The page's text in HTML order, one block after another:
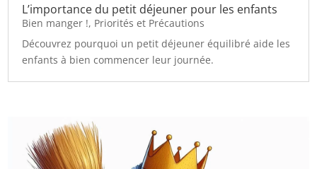
L’importance du petit déjeuner pour les enfants
Bien manger !, Priorités et Précautions
Découvrez pourquoi un petit déjeuner équilibré aide les
enfants à bien commencer leur journée.